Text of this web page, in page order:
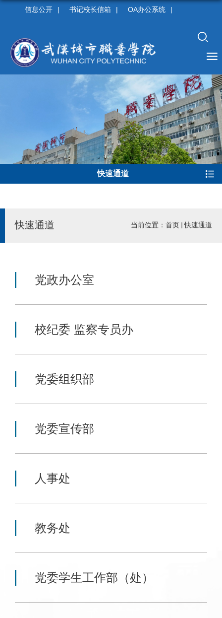
信息公开 | 书记校长信箱 | OA办公系统 |
快速通道
快速通道 当前位置： 首页 快速通道
党政办公室
校纪委 监察专员办
党委组织部
党委宣传部
人事处
教务处
党委学生工作部（处）